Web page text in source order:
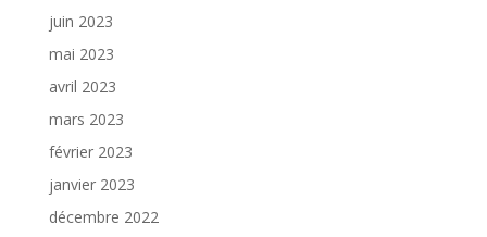
juin 2023
mai 2023
avril 2023
mars 2023
février 2023
janvier 2023
décembre 2022